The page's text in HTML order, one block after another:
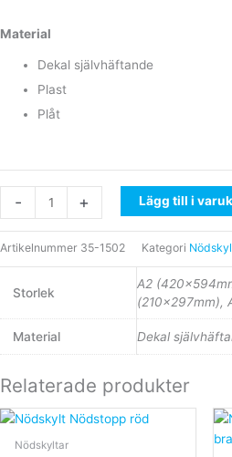
Material
Dekal självhäftande
Plast
Plåt
- + Lägg till i
Artikelnummer 35-1502 Kategori
Storlek
A2
(210x297mm),
Material Dekal
Relaterade produkter
Nödskyltar
Den